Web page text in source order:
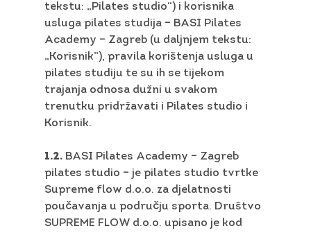
tekstu: „Pilates studio“) i korisnika
usluga pilates studija – BASI Pilates
Academy – Zagreb (u daljnjem tekstu:
„Korisnik”), pravila korištenja usluga u
pilates studiju te su ih se tijekom
trajanja odnosa dužni u svakom
trenutku pridržavati i Pilates studio i
Korisnik.
1.2. BASI Pilates Academy – Zagreb
pilates studio – je pilates studio tvrtke
Supreme flow d.o.o. za djelatnosti
poučavanja u području sporta. Društvo
SUPREME FLOW d.o.o. upisano je kod